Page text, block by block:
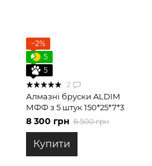
−2%
5
5
2
Алмазні бруски ALDIM
МФФ з 5 штук 150*25*7*3
8 300 грн 8 500 грн
Купити